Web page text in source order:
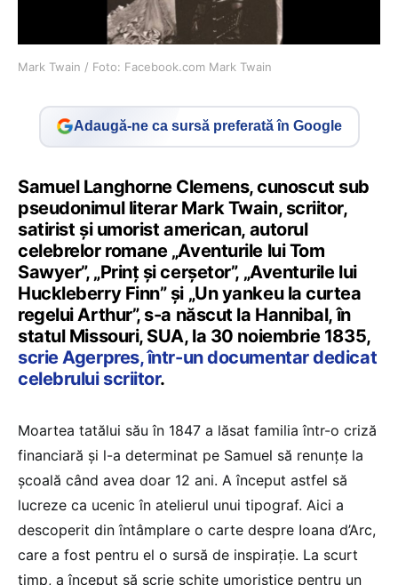
Mark Twain / Foto: Facebook.com Mark Twain
Adaugă-ne ca sursă preferată în Google
Samuel Langhorne Clemens, cunoscut sub
pseudonimul literar Mark Twain, scriitor,
satirist şi umorist american, autorul
celebrelor romane „Aventurile lui Tom
Sawyer”, „Prinţ şi cerşetor”, „Aventurile lui
Huckleberry Finn” şi „Un yankeu la curtea
regelui Arthur”, s-a născut la Hannibal, în
statul Missouri, SUA, la 30 noiembrie 1835,
scrie Agerpres, într-un documentar dedicat
celebrului scriitor.
Moartea tatălui său în 1847 a lăsat familia într-o criză
financiară şi l-a determinat pe Samuel să renunţe la
şcoală când avea doar 12 ani. A început astfel să
lucreze ca ucenic în atelierul unui tipograf. Aici a
descoperit din întâmplare o carte despre Ioana d’Arc,
care a fost pentru el o sursă de inspiraţie. La scurt
timp, a început să scrie schiţe umoristice pentru un